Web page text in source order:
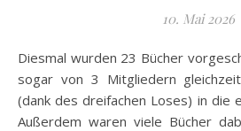
10. Mai 2026
Diesmal wurden 23 Bücher vorgeschlagen, ein Buch wurde
sogar von 3 Mitgliedern
(dank des dreifachen Loses) in die
Außerdem waren viele Bücher